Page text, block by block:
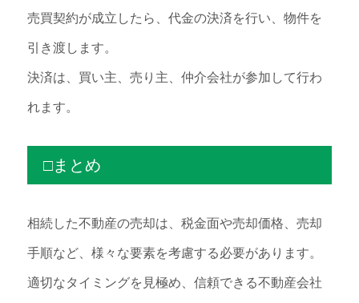
売買契約が成立したら、代金の決済を行い、物件を
引き渡します。
決済は、買い主、売り主、仲介会社が参加して行わ
れます。
□まとめ
相続した不動産の売却は、税金面や売却価格、売却
手順など、様々な要素を考慮する必要があります。
適切なタイミングを見極め、信頼できる不動産会社